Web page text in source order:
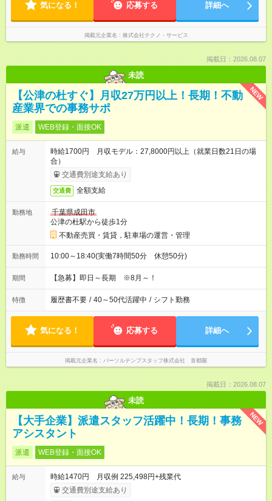
気になる！ 応募する 詳細へ
掲載元企業名 株式会社テクノ・サービス
掲載日：2026.08.07
未読
NEW
【公津の杜すぐ】月収27万円以上！長期！不動
産業界での事務サポ
派遣 WEB登録・面接OK
給与
時給1700円 月収モデル：27,8000円以上（就業日数21日の場
合）
交通費別途支給あり
交通費 全額支給
勤務地
千葉県成田市
公津の杜駅から徒歩1分
不動産売買・賃貸，駐車場の運営・管理
勤務時間 10:00～18:40(実働7時間50分 休憩50分)
期間 【急募】即日～長期 ※8月～！
特徴 履歴書不要 / 40～50代活躍中 / シフト勤務
気になる！ 応募する 詳細へ
掲載元企業名 パーソルテンプスタッフ株式会社 首都圏
掲載日：2026.08.07
未読
NEW
【大手企業】派遣スタッフ活躍中！長期！事務
アシスタント
派遣 WEB登録・面接OK
給与
時給1470円 月収例 225,498円+残業代
交通費別途支給あり